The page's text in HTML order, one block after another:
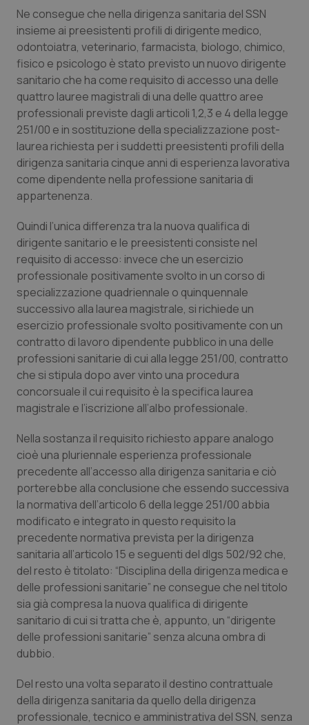
Ne consegue che nella dirigenza sanitaria del SSN
insieme ai preesistenti profili di dirigente medico,
odontoiatra, veterinario, farmacista, biologo, chimico,
fisico e psicologo è stato previsto un nuovo dirigente
sanitario che ha come requisito di accesso una delle
quattro lauree magistrali di una delle quattro aree
professionali previste dagli articoli 1,2,3 e 4 della legge
251/00 e in sostituzione della specializzazione post-
laurea richiesta per i suddetti preesistenti profili della
dirigenza sanitaria cinque anni di esperienza lavorativa
come dipendente nella professione sanitaria di
appartenenza.
Quindi l’unica differenza tra la nuova qualifica di
dirigente sanitario e le preesistenti consiste nel
requisito di accesso: invece che un esercizio
professionale positivamente svolto in un corso di
specializzazione quadriennale o quinquennale
successivo alla laurea magistrale, si richiede un
esercizio professionale svolto positivamente con un
contratto di lavoro dipendente pubblico in una delle
professioni sanitarie di cui alla legge 251/00, contratto
che si stipula dopo aver vinto una procedura
concorsuale il cui requisito è la specifica laurea
magistrale e l’iscrizione all’albo professionale.
Nella sostanza il requisito richiesto appare analogo
cioè una pluriennale esperienza professionale
precedente all’accesso alla dirigenza sanitaria e ciò
porterebbe alla conclusione che essendo successiva
la normativa dell’articolo 6 della legge 251/00 abbia
modificato e integrato in questo requisito la
precedente normativa prevista per la dirigenza
sanitaria all’articolo 15 e seguenti del dlgs 502/92 che,
del resto è titolato: “Disciplina della dirigenza medica e
delle professioni sanitarie” ne consegue che nel titolo
sia già compresa la nuova qualifica di dirigente
sanitario di cui si tratta che è, appunto, un “dirigente
delle professioni sanitarie” senza alcuna ombra di
dubbio.
Del resto una volta separato il destino contrattuale
della dirigenza sanitaria da quello della dirigenza
professionale, tecnico e amministrativa del SSN, senza